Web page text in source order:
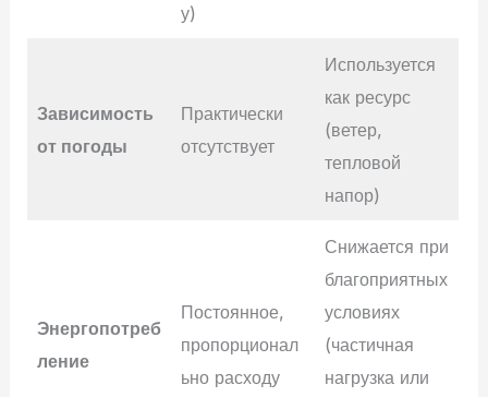
у)
Зависимость
от погоды
Практически
отсутствует
Используется
как ресурс
(ветер,
тепловой
напор)
Энергопотреб
ление
Постоянное,
пропорционал
ьно расходу
Снижается при
благоприятных
условиях
(частичная
нагрузка или